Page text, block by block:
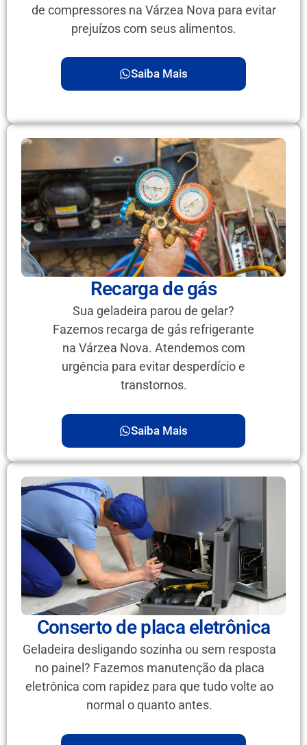
de compressores na Várzea Nova para evitar
prejuízos com seus alimentos.
Saiba Mais
Recarga de gás
Sua geladeira parou de gelar?
Fazemos recarga de gás refrigerante
na Várzea Nova. Atendemos com
urgência para evitar desperdício e
transtornos.
Saiba Mais
Conserto de placa eletrônica
Geladeira desligando sozinha ou sem resposta
no painel? Fazemos manutenção da placa
eletrônica com rapidez para que tudo volte ao
normal o quanto antes.